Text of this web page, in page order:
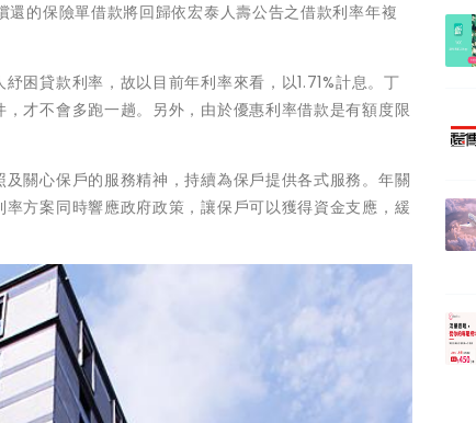
的保險單借款將回歸依宏泰人壽公告之借款利率年複
困貸款利率，故以目前年利率來看，以1.71%計息。丁
才不會多跑一趟。另外，由於優惠利率借款是有額度限
關心保戶的服務精神，持續為保戶提供各式服務。年關
方案同時響應政府政策，讓保戶可以獲得資金支應，緩